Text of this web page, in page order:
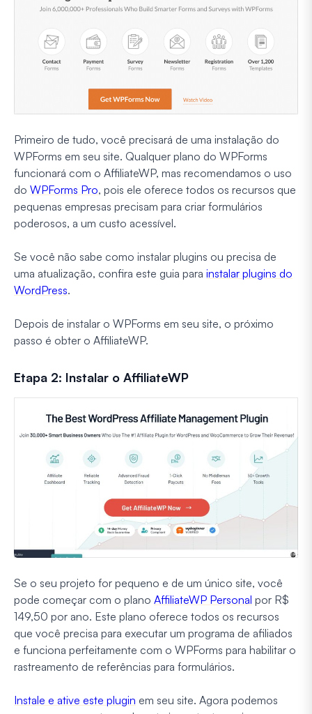
Primeiro de tudo, você precisará de uma instalação do
WPForms em seu site. Qualquer plano do WPForms
funcionará com o AffiliateWP, mas recomendamos o uso
do WPForms Pro, pois ele oferece todos os recursos que
pequenas empresas precisam para criar formulários
poderosos, a um custo acessível.
Se você não sabe como instalar plugins ou precisa de
uma atualização, confira este guia para instalar plugins do
WordPress.
Depois de instalar o WPForms em seu site, o próximo
passo é obter o AffiliateWP.
Etapa 2: Instalar o AffiliateWP
Se o seu projeto for pequeno e de um único site, você
pode começar com o plano AffiliateWP Personal por R$
149,50 por ano. Este plano oferece todos os recursos
que você precisa para executar um programa de afiliados
e funciona perfeitamente com o WPForms para habilitar o
rastreamento de referências para formulários.
Instale e ative este plugin em seu site. Agora podemos